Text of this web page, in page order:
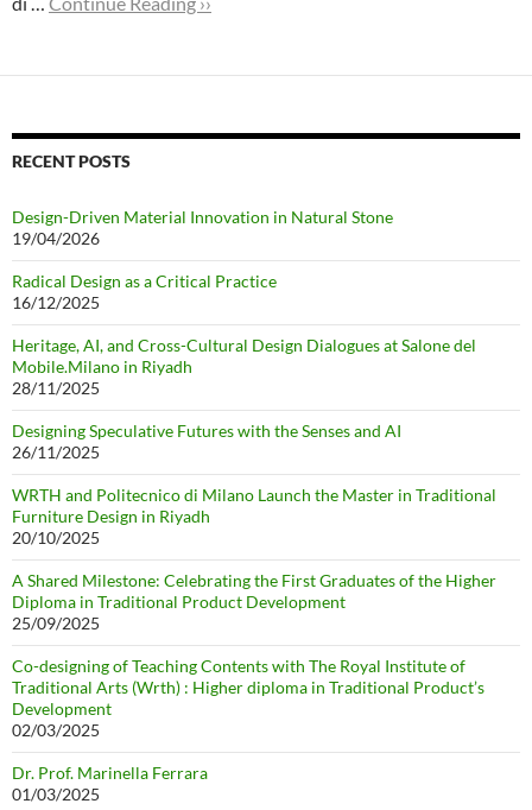
RECENT POSTS
Design-Driven Material Innovation in Natural Stone
19/04/2026
Radical Design as a Critical Practice
16/12/2025
Heritage, AI, and Cross-Cultural Design Dialogues at Salone del
Mobile.Milano in Riyadh
28/11/2025
Designing Speculative Futures with the Senses and AI
26/11/2025
WRTH and Politecnico di Milano Launch the Master in Traditional
Furniture Design in Riyadh
20/10/2025
A Shared Milestone: Celebrating the First Graduates of the Higher
Diploma in Traditional Product Development
25/09/2025
Co-designing of Teaching Contents with The Royal Institute of
Traditional Arts (Wrth) : Higher diploma in Traditional Product’s
Development
02/03/2025
Dr. Prof. Marinella Ferrara
01/03/2025